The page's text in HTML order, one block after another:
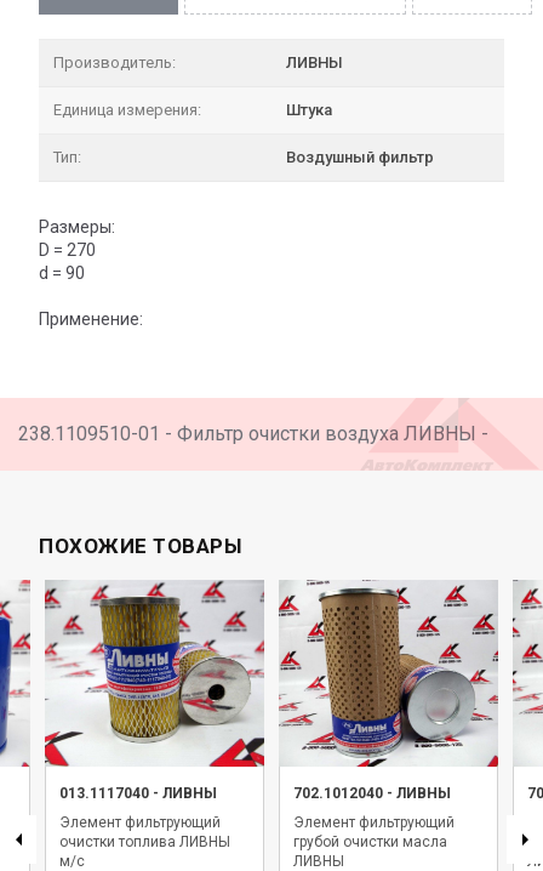
Производитель: ЛИВНЫ
Единица измерения: Штука
Тип: Воздушный фильтр
Размеры:
D = 270
d = 90
Применение:
238.1109510-01 - Фильтр очистки воздуха ЛИВНЫ -
ПОХОЖИЕ ТОВАРЫ
013.1117040 - ЛИВНЫ
Элемент фильтрующий
очистки топлива ЛИВНЫ
м/с
702.1012040 - ЛИВНЫ
Элемент фильтрующий
грубой очистки масла
ЛИВНЫ